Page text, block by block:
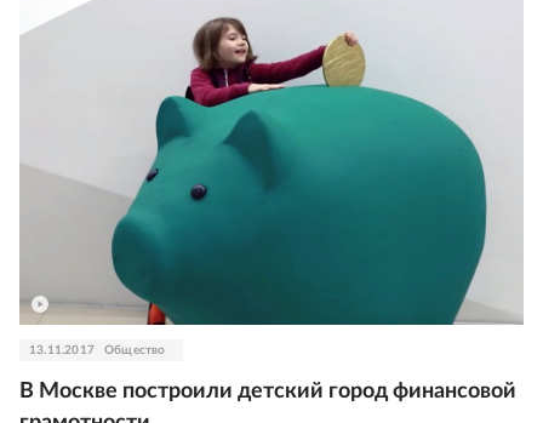
13.11.2017 Общество
В Москве построили детский город финансовой